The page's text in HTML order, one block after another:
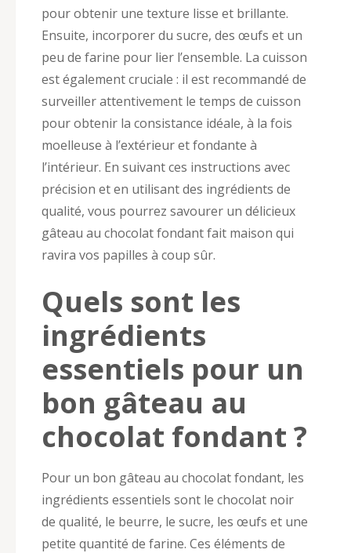
pour obtenir une texture lisse et brillante.
Ensuite, incorporer du sucre, des œufs et un
peu de farine pour lier l’ensemble. La cuisson
est également cruciale : il est recommandé de
surveiller attentivement le temps de cuisson
pour obtenir la consistance idéale, à la fois
moelleuse à l’extérieur et fondante à
l’intérieur. En suivant ces instructions avec
précision et en utilisant des ingrédients de
qualité, vous pourrez savourer un délicieux
gâteau au chocolat fondant fait maison qui
ravira vos papilles à coup sûr.
Quels sont les
ingrédients
essentiels pour un
bon gâteau au
chocolat fondant ?
Pour un bon gâteau au chocolat fondant, les
ingrédients essentiels sont le chocolat noir
de qualité, le beurre, le sucre, les œufs et une
petite quantité de farine. Ces éléments de